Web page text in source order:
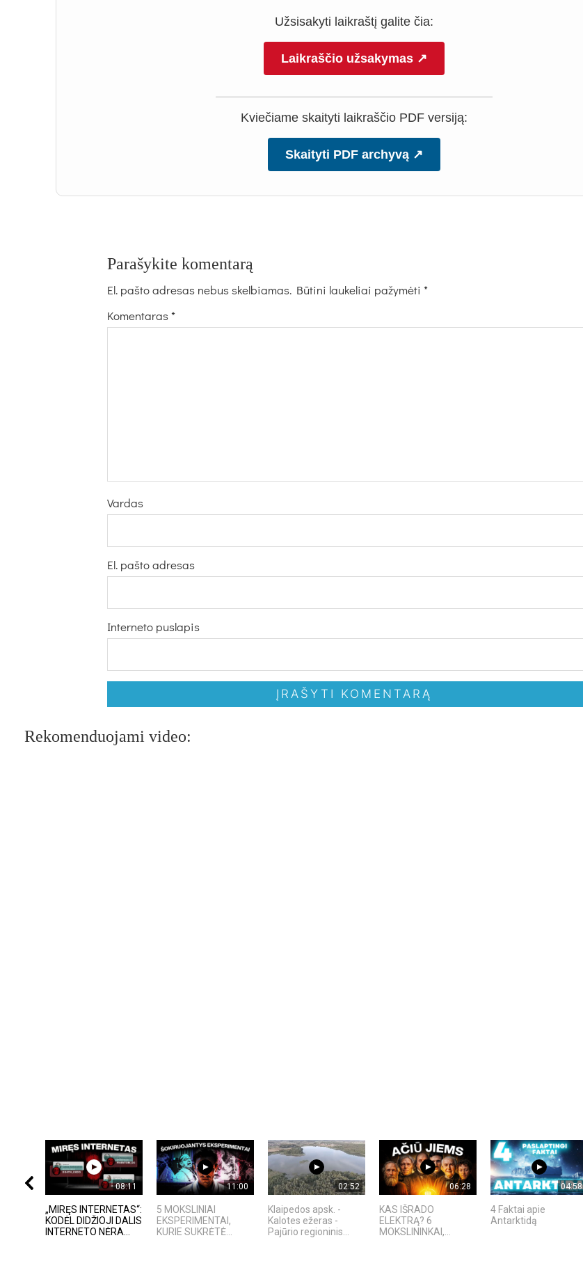
Užsisakyti laikraštį galite čia:
Laikraščio užsakymas ↗
Kviečiame skaityti laikraščio PDF versiją:
Skaityti PDF archyvą ↗
Parašykite komentarą
El. pašto adresas nebus skelbiamas. Būtini laukeliai pažymėti *
Komentaras*
Vardas
El. pašto adresas
Interneto puslapis
Rekomenduojami video:
08:11
„MIRĘS INTERNETAS“:
KODĖL DIDŽIOJI DALIS
INTERNETO NĖRA...
11:00
5 MOKSLINIAI
EKSPERIMENTAI,
KURIE SUKRĖTĖ...
02:52
Klaipedos apsk. -
Kalotes ežeras -
Pajūrio regioninis...
06:28
KAS IŠRADO
ELEKTRĄ? 6
MOKSLININKAI,...
04:58
4 Faktai apie
Antarktidą